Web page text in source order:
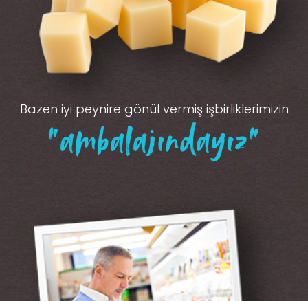
Bazen iyi peynire gönül vermiş işbirliklerimizin
“ambalajındayız”